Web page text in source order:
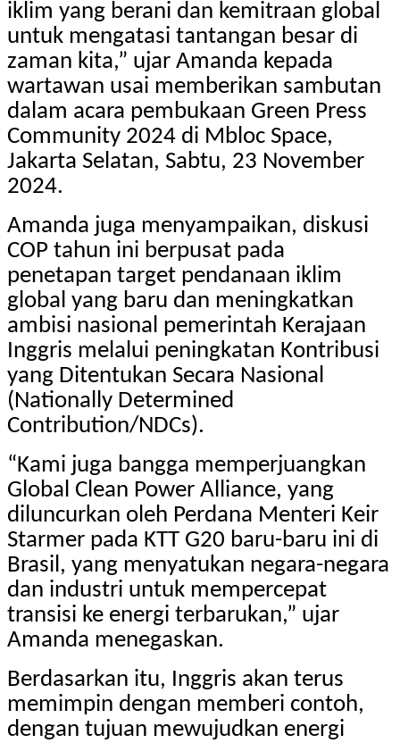
iklim yang berani dan kemitraan global
untuk mengatasi tantangan besar di
zaman kita,” ujar Amanda kepada
wartawan usai memberikan sambutan
dalam acara pembukaan Green Press
Community 2024 di Mbloc Space,
Jakarta Selatan, Sabtu, 23 November
2024.
Amanda juga menyampaikan, diskusi
COP tahun ini berpusat pada
penetapan target pendanaan iklim
global yang baru dan meningkatkan
ambisi nasional pemerintah Kerajaan
Inggris melalui peningkatan Kontribusi
yang Ditentukan Secara Nasional
(Nationally Determined
Contribution/NDCs).
“Kami juga bangga memperjuangkan
Global Clean Power Alliance, yang
diluncurkan oleh Perdana Menteri Keir
Starmer pada KTT G20 baru-baru ini di
Brasil, yang menyatukan negara-negara
dan industri untuk mempercepat
transisi ke energi terbarukan,” ujar
Amanda menegaskan.
Berdasarkan itu, Inggris akan terus
memimpin dengan memberi contoh,
dengan tujuan mewujudkan energi